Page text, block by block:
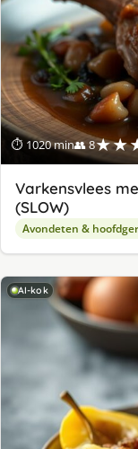
⏱ 1020 min👥 8
Varkensvlees
(SLOW)
Avondeten &
AI-kok